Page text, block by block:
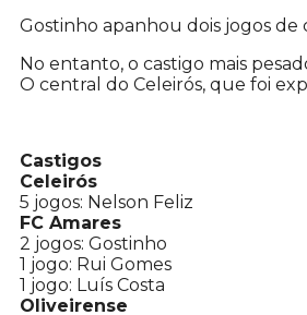
Gostinho apanhou dois jogos de
No entanto, o castigo mais
O central do Celeirós, que foi
Castigos
Celeirós
5 jogos: Nelson Feliz
FC Amares
2 jogos: Gostinho
1 jogo: Rui Gomes
1 jogo: Luís Costa
Oliveirense